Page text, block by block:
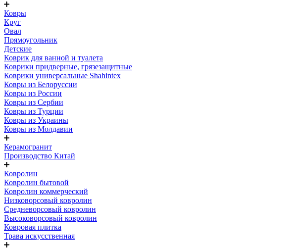
Ковры
Круг
Овал
Прямоугольник
Детские
Коврик для ванной и туалета
Коврики придверные, грязезащитные
Коврики универсальные Shahintex
Ковры из Белоруссии
Ковры из России
Ковры из Сербии
Ковры из Турции
Ковры из Украины
Ковры из Молдавии
Керамогранит
Производство Китай
Ковролин
Ковролин бытовой
Ковролин коммерческий
Низковорсовый ковролин
Средневорсовый ковролин
Высоковорсовый ковролин
Ковровая плитка
Трава искусственная